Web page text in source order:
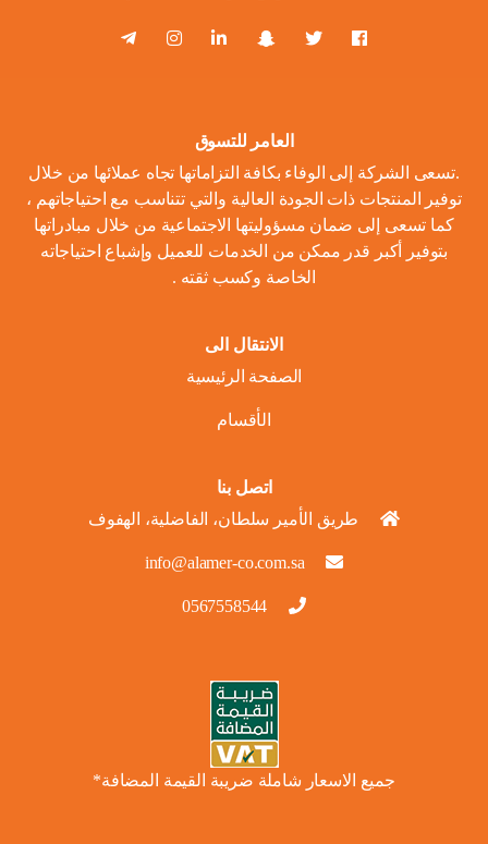
العامر للتسوق
.تسعى الشركة إلى الوفاء بكافة التزاماتها تجاه عملائها من خلال
توفير المنتجات ذات الجودة العالية والتي تتناسب مع احتياجاتهم ،
كما تسعى إلى ضمان مسؤوليتها الاجتماعية من خلال مبادراتها
بتوفير أكبر قدر ممكن من الخدمات للعميل وإشباع احتياجاته
الخاصة وكسب ثقته .
الانتقال الى
الصفحة الرئيسية
الأقسام
اتصل بنا
طريق الأمير سلطان، الفاضلية، الهفوف
info@alamer-co.com.sa
0567558544
جميع الاسعار شاملة ضريبة القيمة المضافة*